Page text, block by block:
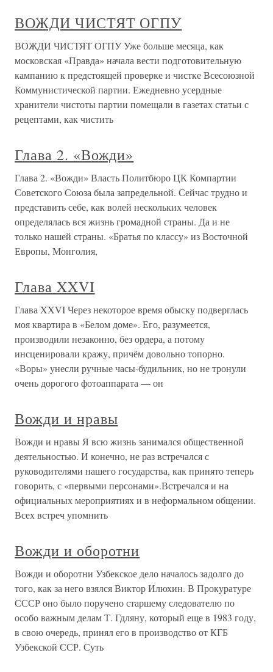
ВОЖДИ ЧИСТЯТ ОГПУ
ВОЖДИ ЧИСТЯТ ОГПУ Уже больше месяца, как
московская «Правда» начала вести подготовительную
кампанию к предстоящей проверке и чистке Всесоюзной
Коммунистической партии. Ежедневно усердные
хранители чистоты партии помещали в газетах статьи с
рецептами, как чистить
Глава 2. «Вожди»
Глава 2. «Вожди» Власть Политбюро ЦК Компартии
Советского Союза была запредельной. Сейчас трудно и
представить себе, как волей нескольких человек
определялась вся жизнь громадной страны. Да и не
только нашей страны. «Братья по классу» из Восточной
Европы, Монголия,
Глава XXVI
Глава XXVI Через некоторое время обыску подверглась
моя квартира в «Белом доме». Его, разумеется,
производили незаконно, без ордера, а потому
инсценировали кражу, причём довольно топорно.
«Воры» унесли ручные часы-будильник, но не тронули
очень дорогого фотоаппарата — он
Вожди и нравы
Вожди и нравы Я всю жизнь занимался общественной
деятельностью. И конечно, не раз встречался с
руководителями нашего государства, как принято теперь
говорить, с «первыми персонами».Встречался и на
официальных мероприятиях и в неформальном общении.
Всех встреч упомнить
Вожди и оборотни
Вожди и оборотни Узбекское дело началось задолго до
того, как за него взялся Виктор Илюхин. В Прокуратуре
СССР оно было поручено старшему следователю по
особо важным делам Т. Гдляну, который еще в 1983 году,
в свою очередь, принял его в производство от КГБ
Узбекской ССР. Суть